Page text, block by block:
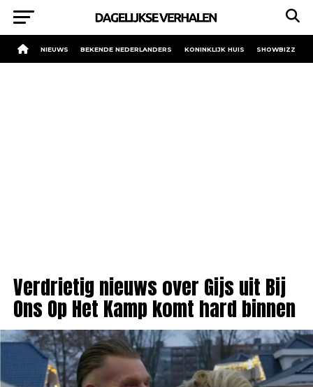
NIEUWS BEKENDE NEDERLANDERS KONINKLIJK HUIS SHOWBIZZ
Verdrietig nieuws over Gijs uit Bij
Ons Op Het Kamp komt hard binnen